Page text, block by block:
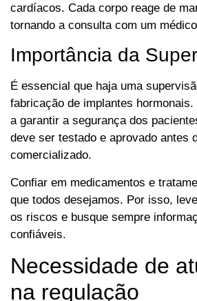
cardíacos. Cada corpo reage de
tornando a consulta com um
Importância da
É essencial que haja uma
fabricação de implantes hormonais.
a garantir a segurança dos
deve ser testado e aprovado antes
comercializado.
Confiar em medicamentos e
que todos desejamos. Por isso,
os riscos e busque sempre
confiáveis.
Necessidade de
na regulação